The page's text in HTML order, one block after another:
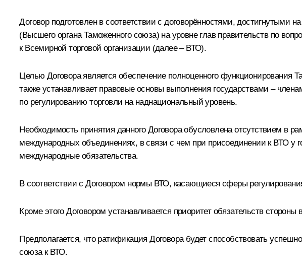
Договор подготовлен в соответствии с договорённостями, достигнутыми
(Высшего органа Таможенного союза) на уровне глав правительств по
к Всемирной торговой организации (далее – ВТО).
Целью Договора является обеспечение полноценного функционирования
также устанавливает правовые основы выполнения государствами –
по регулированию торговли на наднациональный уровень.
Необходимость принятия данного Договора обусловлена отсутствием в
международных объединениях, в связи с чем при присоединении к ВТО у
международные обязательства.
В соответствии с Договором нормы ВТО, касающиеся сферы
Кроме этого Договором устанавливается приоритет обязательств
Предполагается, что ратификация Договора будет способствовать
союза к ВТО.